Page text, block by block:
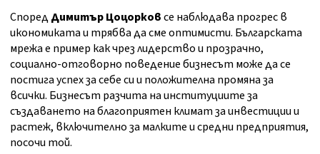
СпоредДимитър Цоцорковсе наблюдава прогрес в
икономиката и трябва да сме оптимисти. Българската
мрежа е пример как чрез лидерство и прозрачно,
социално-отговорно поведение бизнесът може да се
постига успех за себе си и положителна промяна за
всички. Бизнесът разчита на институциите за
създаването на благоприятен климат за инвестиции и
растеж, включително за малките и средни предприятия,
посочи той.